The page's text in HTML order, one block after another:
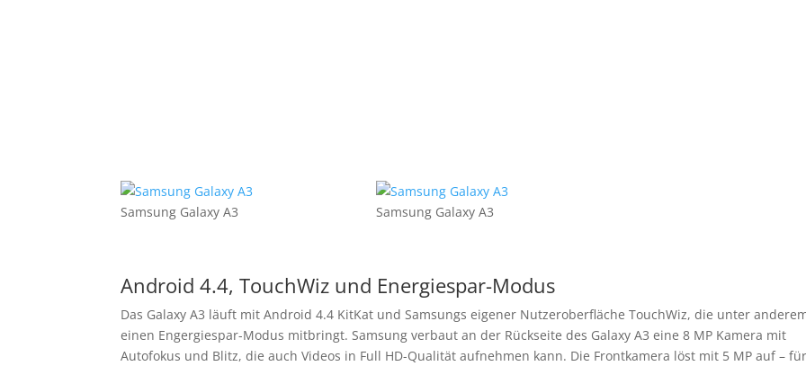
Samsung Galaxy A3 Samsung Galaxy A3
Android 4.4, TouchWiz und Energiespar-Modus
Das Galaxy A3 läuft mit Android 4.4 KitKat und Samsungs eigener Nutzeroberfläche TouchWiz, die unter
einen Engergiespar-Modus mitbringt. Samsung verbaut an der Rückseite des Galaxy A3 eine 8 MP Kamera mit
Autofokus und Blitz, die auch Videos in Full HD-Qualität aufnehmen kann. Die Frontkamera löst mit 5 MP auf – für